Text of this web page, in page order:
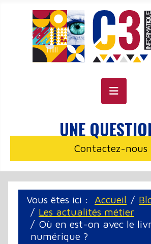
UNE
Contactez-nous
Vous êtes ici : Accueil
Les actualités métier
Où en est-on avec le
numérique ?